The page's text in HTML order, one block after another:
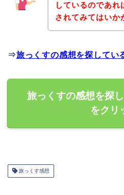
しているのであれ
されてみてはいか
⇒旅っくすの感想を探してい
旅っくすの感想を探
をクリ
旅っくす感想